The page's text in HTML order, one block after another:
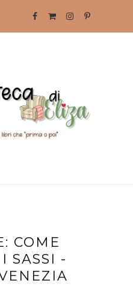
COME
SASSI -